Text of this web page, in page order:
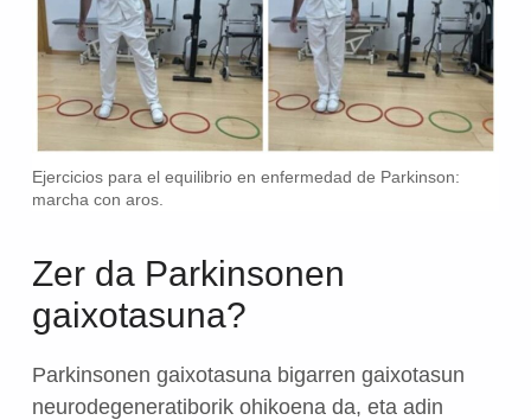
Ejercicios para el equilibrio en enfermedad de Parkinson:
marcha con aros.
Zer da Parkinsonen
gaixotasuna?
Parkinsonen gaixotasuna bigarren gaixotasun
neurodegeneratiborik ohikoena da, eta adin